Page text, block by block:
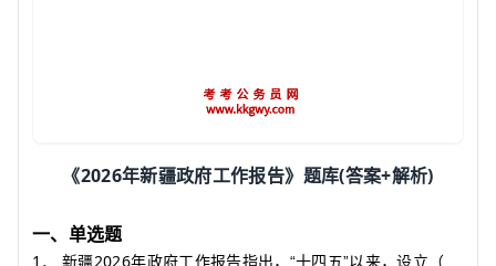
《2026年新疆政府工作报告》题库(答案+解析)
一、单选题
1 ． 新疆2026年政府工作报告指出，“十四五”以来，设立 （